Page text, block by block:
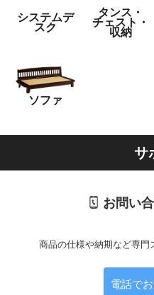
システムデ
スク
タンス・
チェスト・
収納
ソファ
サ
お問い
商品の仕様や納期など専門
電話で